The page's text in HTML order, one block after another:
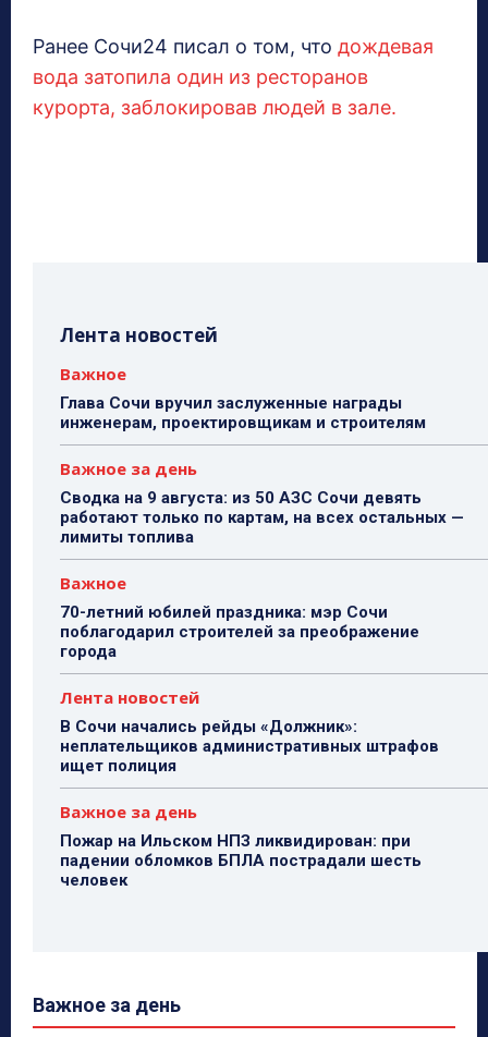
Ранее Сочи24 писал о том, что дождевая
вода затопила один из ресторанов
курорта, заблокировав людей в зале.
Лента новостей
Важное
Глава Сочи вручил заслуженные награды
инженерам, проектировщикам и строителям
Важное за день
Сводка на 9 августа: из 50 АЗС Сочи девять
работают только по картам, на всех остальных —
лимиты топлива
Важное
70-летний юбилей праздника: мэр Сочи
поблагодарил строителей за преображение
города
Лента новостей
В Сочи начались рейды «Должник»:
неплательщиков административных штрафов
ищет полиция
Важное за день
Пожар на Ильском НПЗ ликвидирован: при
падении обломков БПЛА пострадали шесть
человек
Важное за день